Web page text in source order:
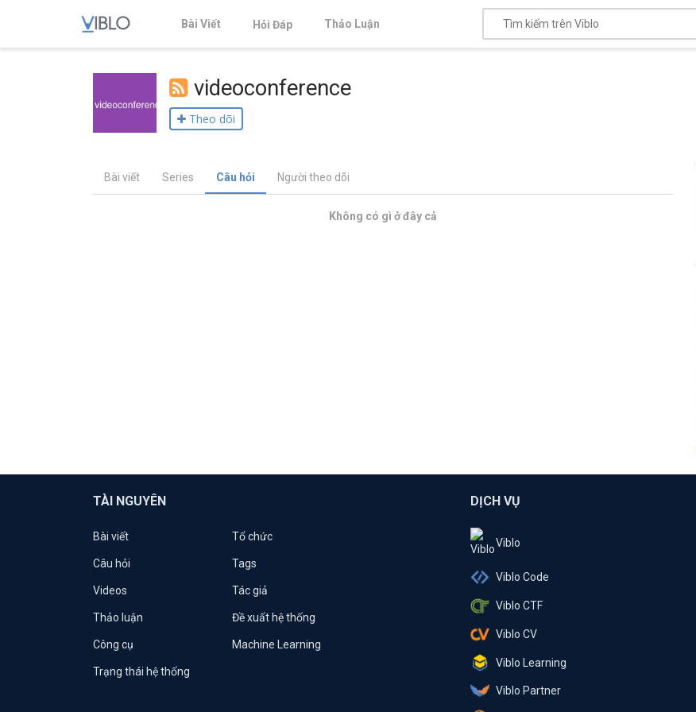
Bài Viết Hỏi Đáp Thảo Luận
videoconference
Theo dõi
Bài viết Series Câu hỏi Người theo dõi
Không có gì ở đây cả
TÀI NGUYÊN
Bài viết Tổ chức
Câu hỏi Tags
Videos Tác giả
Thảo luận Đề xuất hệ thống
Công cụ Machine Learning
Trạng thái hệ thống
DỊCH VỤ
Viblo
Viblo Code
Viblo CTF
Viblo CV
Viblo Learning
Viblo Partner